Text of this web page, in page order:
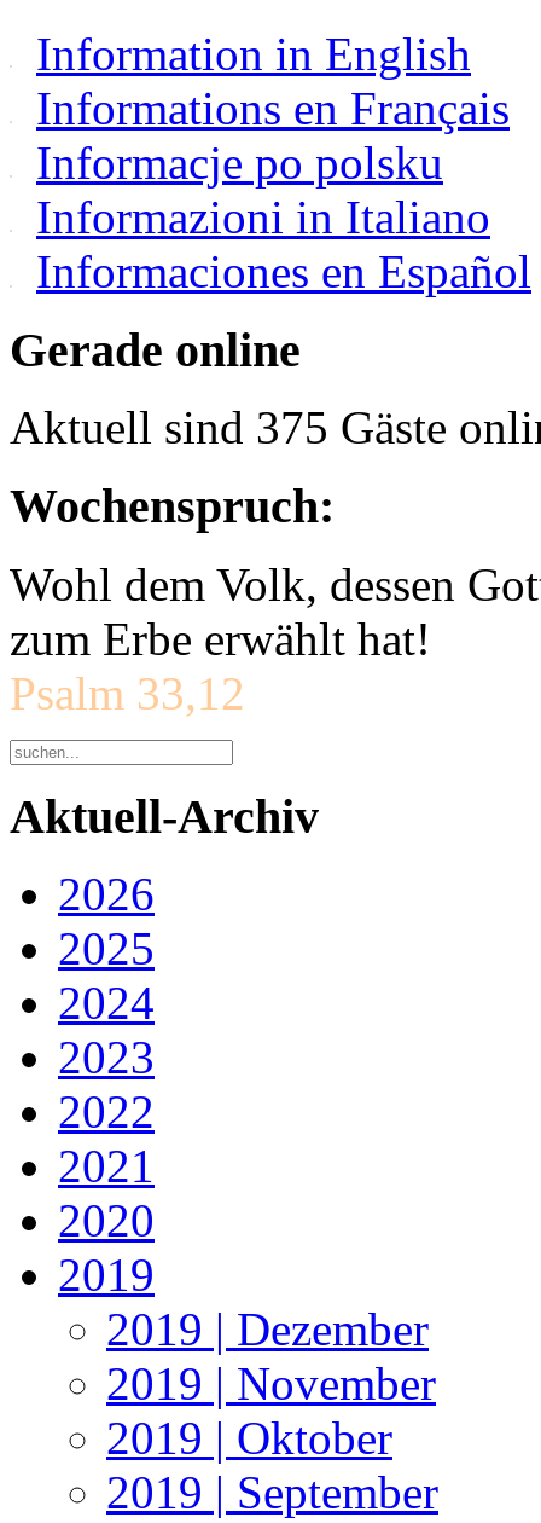
Information in English
Informations en Français
Informacje po polsku
Informazioni in Italiano
Informaciones en Español
Gerade online
Aktuell sind 375 Gäste
Wochenspruch:
Wohl dem Volk, dessen
zum Erbe erwählt hat!
Psalm 33,12
Aktuell-Archiv
2026
2025
2024
2023
2022
2021
2020
2019
2019 | Dezember
2019 | November
2019 | Oktober
2019 | September